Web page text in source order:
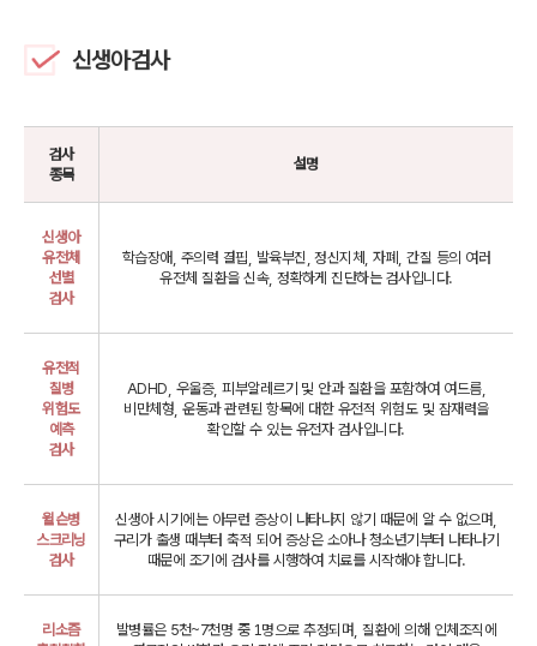
신생아검사
검사
종목
설명
신생아
유전체
선별
검사
학습장애, 주의력 결핍, 발육부진, 정신지체, 자폐, 간질 등의 여러
유전체 질환을 신속, 정확하게 진단하는 검사입니다.
유전적
질병
위험도
예측
검사
ADHD, 우울증, 피부알레르기 및 안과 질환을 포함하여 여드름,
비만체형, 운동과 관련된 항목에 대한 유전적 위험도 및 잠재력을
확인할 수 있는 유전자 검사입니다.
윌슨병
스크리닝
검사
신생아 시기에는 아무런 증상이 나타나지 않기 때문에 알 수 없으며,
구리가 출생 때부터 축적 되어 증상은 소아나 청소년기부터 나타나기
때문에 조기에 검사를 시행하여 치료를 시작해야 합니다.
리소즘
발병률은 5천~7천명 중 1명으로 추정되며, 질환에 의해 인체조직에